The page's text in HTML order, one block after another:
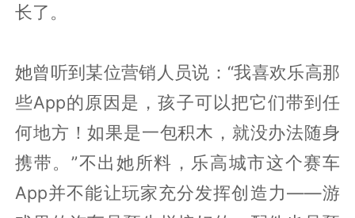
长了。
她曾听到某位营销人员说：“我喜欢乐高那
些App的原因是，孩子可以把它们带到任
何地方！如果是一包积木，就没办法随身
携带。”不出她所料，乐高城市这个赛车
App并不能让玩家充分发挥创造力——游